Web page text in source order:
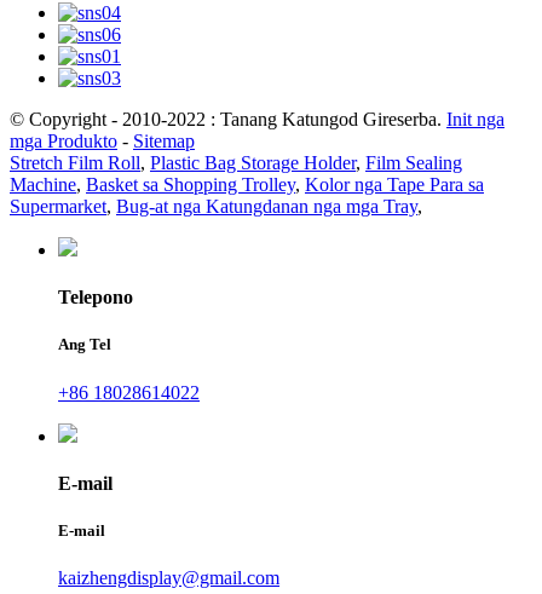
© Copyright - 2010-2022 : Tanang Katungod Gireserba. Init nga
mga Produkto - Sitemap
Stretch Film Roll, Plastic Bag Storage Holder, Film Sealing
Machine, Basket sa Shopping Trolley, Kolor nga Tape Para sa
Supermarket, Bug-at nga Katungdanan nga mga Tray,
Telepono
Ang Tel
+86 18028614022
E-mail
E-mail
kaizhengdisplay@gmail.com